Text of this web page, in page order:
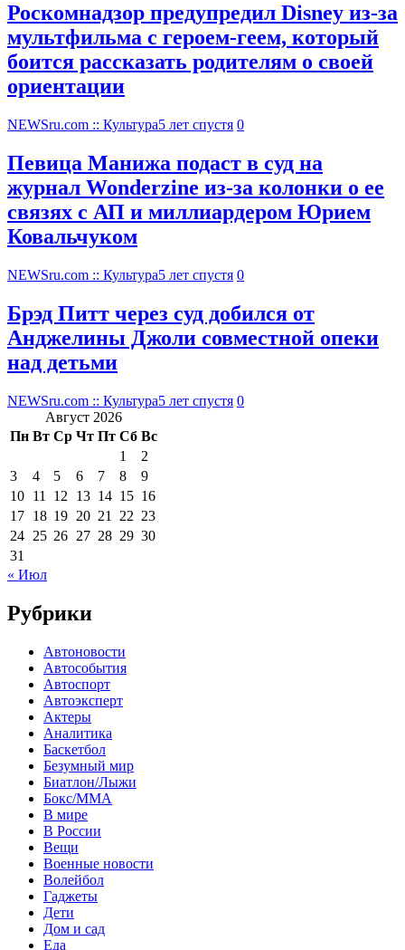
Роскомнадзор предупредил Disney из-за
мультфильма c героем-геем, который
боится рассказать родителям о своей
ориентации
NEWSru.com :: Культура5 лет спустя 0
Певица Манижа подаст в суд на
журнал Wonderzine из-за колонки о ее
связях с АП и миллиардером Юрием
Ковальчуком
NEWSru.com :: Культура5 лет спустя 0
Брэд Питт через суд добился от
Анджелины Джоли совместной опеки
над детьми
NEWSru.com :: Культура5 лет спустя 0
Август 2026
Пн Вт Ср Чт Пт Сб Вс
1
2
3
4 5 6 7 8
9
10 11 12 13 14 15 16
17 18 19 20 21 22 23
24 25 26 27 28 29 30
31
« Июл
Рубрики
Автоновости
Автособытия
Автоспорт
Автоэксперт
Актеры
Аналитика
Баскетбол
Безумный мир
Биатлон/Лыжи
Бокс/MMA
В мире
В России
Вещи
Военные новости
Волейбол
Гаджеты
Дети
Дом и сад
Еда